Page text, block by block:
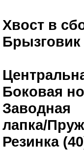
Хвост в
Брызговик
Боковая
Заводная
лапка/
Резинка